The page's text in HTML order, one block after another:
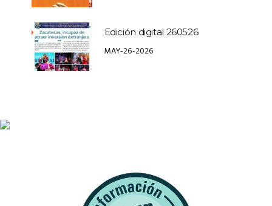
Edición digital 260526
MAY-26-2026